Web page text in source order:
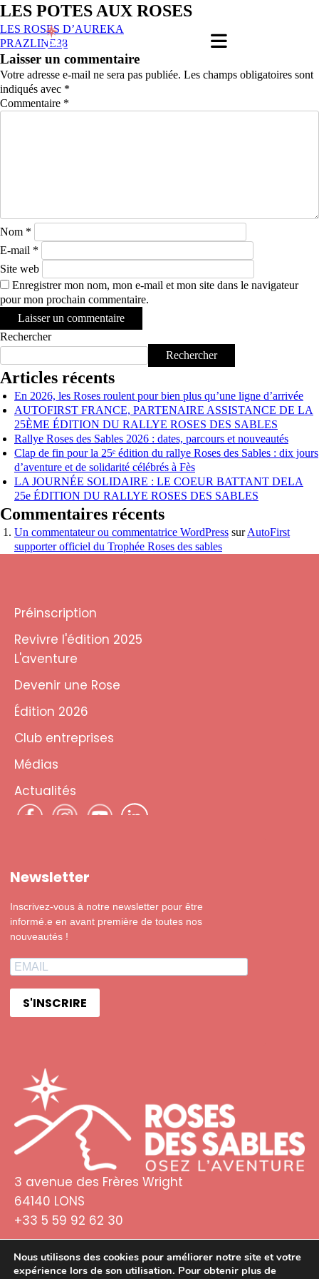
LES POTES AUX ROSES
LES ROSES D’AUREKA
PRAZLINE38
Laisser un commentaire
Votre adresse e-mail ne sera pas publiée. Les champs obligatoires sont
indiqués avec *
Commentaire *
Nom *
E-mail *
Site web
Enregistrer mon nom, mon e-mail et mon site dans le navigateur
pour mon prochain commentaire.
Rechercher
Rechercher
Articles récents
En 2026, les Roses roulent pour bien plus qu’une ligne d’arrivée
AUTOFIRST FRANCE, PARTENAIRE ASSISTANCE DE LA
25ÈME ÉDITION DU RALLYE ROSES DES SABLES
Rallye Roses des Sables 2026 : dates, parcours et nouveautés
Clap de fin pour la 25ᵉ édition du rallye Roses des Sables : dix jours
d’aventure et de solidarité célébrés à Fès
LA JOURNÉE SOLIDAIRE : LE COEUR BATTANT DELA
25e ÉDITION DU RALLYE ROSES DES SABLES
Commentaires récents
Un commentateur ou commentatrice WordPress surAutoFirst
supporter officiel du Trophée Roses des sables
Préinscription
Revivre l'édition 2025
L'aventure
Devenir une Rose
Édition 2026
Club entreprises
Médias
Actualités
Newsletter
Inscrivez-vous à notre newsletter pour être
informé.e en avant première de toutes nos
nouveautés !
S'INSCRIRE
3 avenue des Frères Wright
64140 LONS
+33 5 59 92 62 30
Nous utilisons des cookies pour améliorer notre site et votre
expérience lors de son utilisation. Pour obtenir plus de